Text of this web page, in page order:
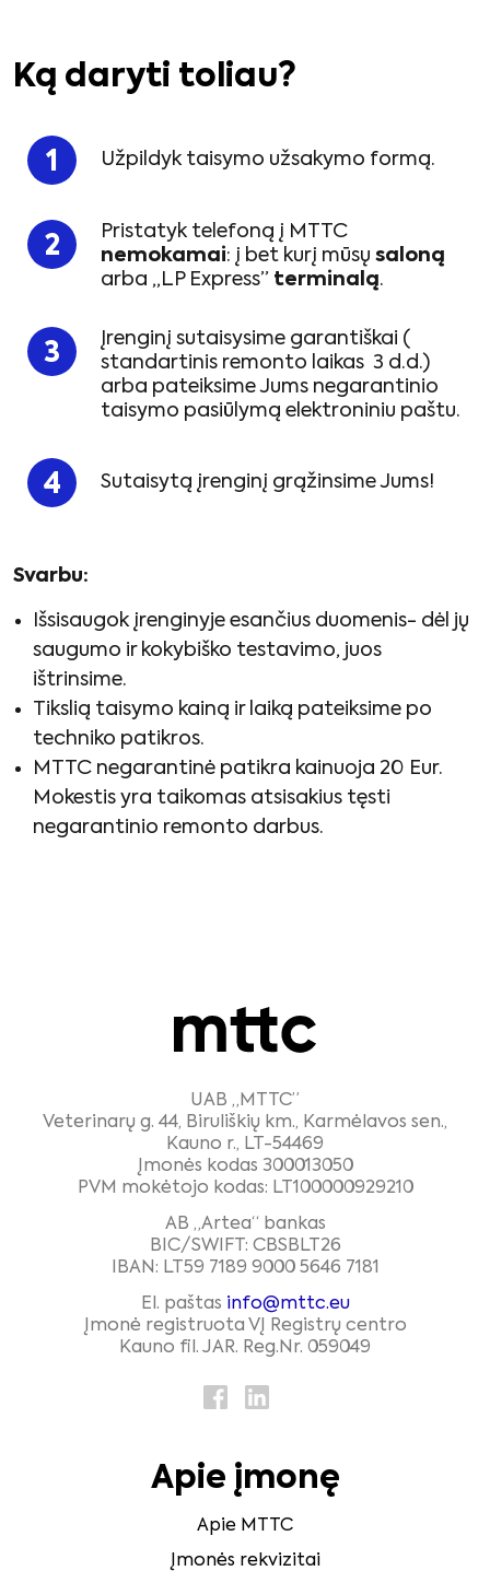
Ką daryti toliau?
Užpildyk taisymo užsakymo formą.
Pristatyk telefoną į MTTC
nemokamai: į bet kurį mūsų saloną
arba „LP Express” terminalą.
Įrenginį sutaisysime garantiškai (
standartinis remonto laikas 3 d.d.)
arba pateiksime Jums negarantinio
taisymo pasiūlymą elektroniniu paštu.
Sutaisytą įrenginį grąžinsime Jums!
Svarbu:
Išsisaugok įrenginyje esančius duomenis- dėl jų
saugumo ir kokybiško testavimo, juos
ištrinsime.
Tikslią taisymo kainą ir laiką pateiksime po
techniko patikros.
MTTC negarantinė patikra kainuoja 20 Eur.
Mokestis yra taikomas atsisakius tęsti
negarantinio remonto darbus.
UAB „MTTC”
Veterinarų g. 44, Biruliškių km., Karmėlavos sen.,
Kauno r., LT-54469
Įmonės kodas 300013050
PVM mokėtojo kodas: LT100000929210
AB „Artea“ bankas
BIC/SWIFT: CBSBLT26
IBAN: LT59 7189 9000 5646 7181
El. paštas info@mttc.eu
Įmonė registruota VĮ Registrų centro
Kauno fil. JAR. Reg.Nr. 059049
Apie įmonę
Apie MTTC
Įmonės rekvizitai